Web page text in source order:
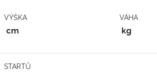
VÝŠKA
cm
VÁHA
kg
STARTŮ